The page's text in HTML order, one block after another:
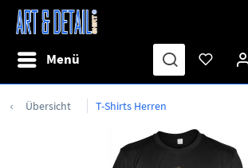
Menü
Übersicht T-Shirts Herren